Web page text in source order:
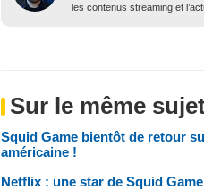
les contenus streaming et
Sur le même
Squid Game bientôt de retour
américaine !
Netflix : une star de Squid